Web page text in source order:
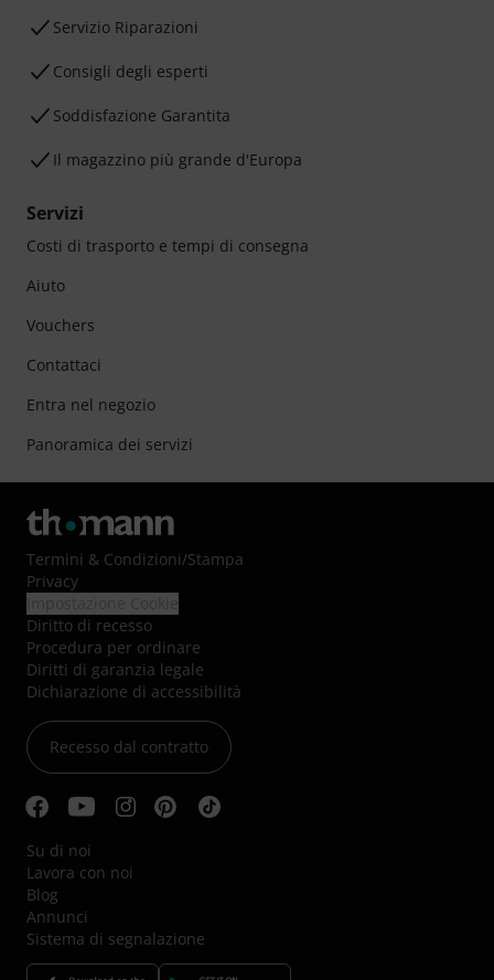
Servizio Riparazioni
Consigli degli esperti
Soddisfazione Garantita
Il magazzino più grande d'Europa
Servizi
Costi di trasporto e tempi di consegna
Aiuto
Vouchers
Contattaci
Entra nel negozio
Panoramica dei servizi
Termini & Condizioni/Stampa
Privacy
Diritto di recesso
Procedura per ordinare
Diritti di garanzia legale
Dichiarazione di accessibilità
Recesso dal contratto
Su di noi
Lavora con noi
Blog
Annunci
Sistema di segnalazione